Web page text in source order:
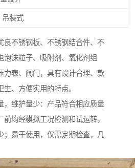
吊装式
良不锈钢板、不锈钢结合件、不
泡沫粒子、吸附剂、氧化剂组
力表、阀门，具有设计合理、款
、方便实用的特点。
，维护量少：产品符合相应质量
均经模拟工况检测和试运转，
；易于使用，仅需定期检查，几